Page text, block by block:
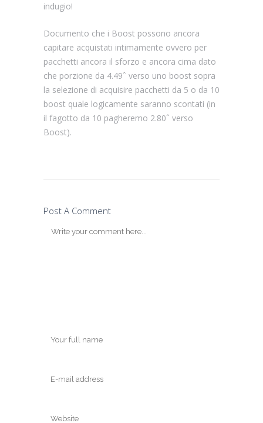
indugio!
Documento che i Boost possono ancora
capitare acquistati intimamente ovvero per
pacchetti ancora il sforzo e ancora cima dato
che porzione da 4.49ˆ verso uno boost sopra
la selezione di acquisire pacchetti da 5 o da 10
boost quale logicamente saranno scontati (in
il fagotto da 10 pagheremo 2.80ˆ verso
Boost).
Post A Comment